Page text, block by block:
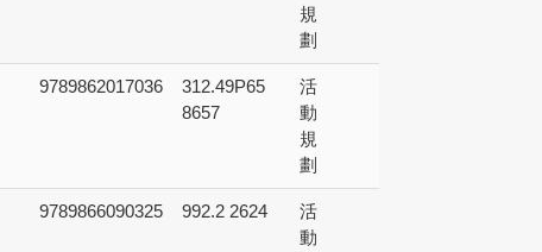
規
劃
9789862017036
312.49P65
8657
活
動
規
劃
9789866090325 992.2 2624
活
動